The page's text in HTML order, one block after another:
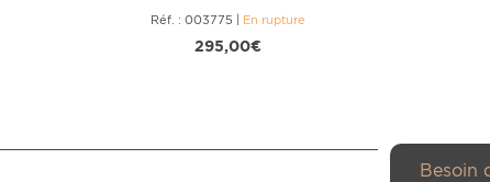
Besoin
Réf. : 003775 En rupture
295,00€